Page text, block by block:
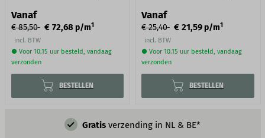
Vanaf
€ 85,50 € 72,68p/m1
incl. BTW
● Voor 10.15 uur besteld, vandaag
verzonden
BESTELLEN
Vanaf
€ 25,40 € 21,59p/m1
incl. BTW
● Voor 10.15 uur besteld, vandaag
verzonden
BESTELLEN
Gratis verzending in NL & BE*